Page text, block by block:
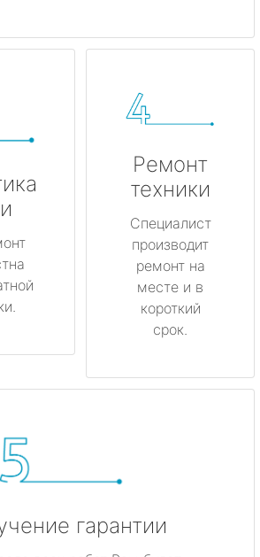
Ремонт
техники
Специалист
производит
ремонт на
месте и в
короткий
срок.
гарантии